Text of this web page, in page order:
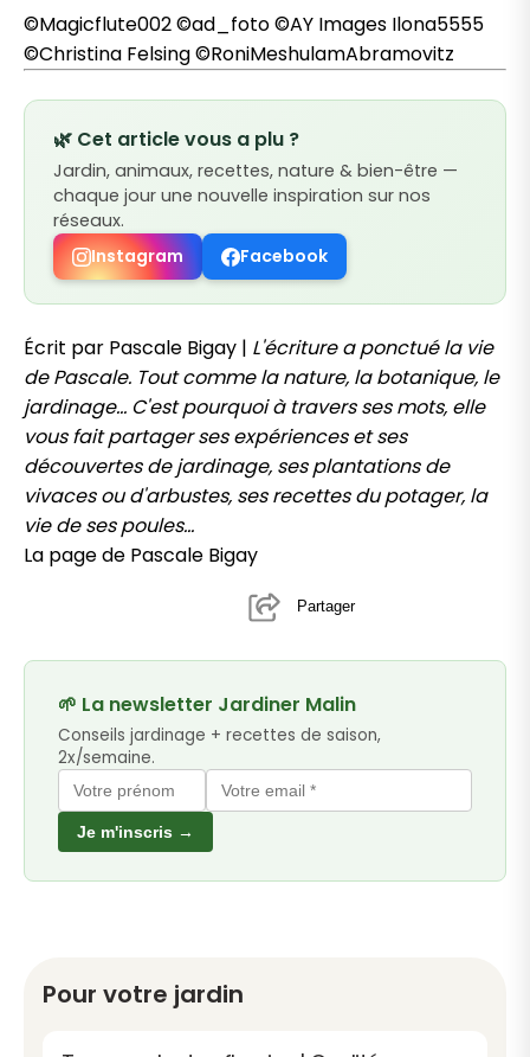
©Magicflute002 ©ad_foto ©AY Images Ilona5555
©Christina Felsing ©RoniMeshulamAbramovitz
🌿 Cet article vous a plu ?
Jardin, animaux, recettes, nature & bien-être —
chaque jour une nouvelle inspiration sur nos
réseaux.
Instagram
Facebook
Écrit par Pascale Bigay | L'écriture a ponctué la vie
de Pascale. Tout comme la nature, la botanique, le
jardinage... C'est pourquoi à travers ses mots, elle
vous fait partager ses expériences et ses
découvertes de jardinage, ses plantations de
vivaces ou d'arbustes, ses recettes du potager, la
vie de ses poules...
La page de Pascale Bigay
Partager
🌱 La newsletter Jardiner Malin
Conseils jardinage + recettes de saison,
2x/semaine.
Je m'inscris →
Pour votre jardin